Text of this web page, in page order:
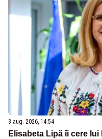
3 aug. 2026, 14:54
Elisabeta Lipă îi cere